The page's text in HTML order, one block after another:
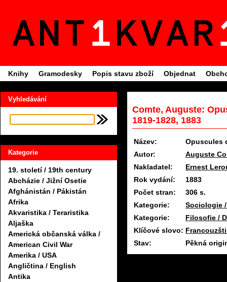
Knihy Gramodesky Popis stavu zboží Objednat
Vyhledávání
Kategorie
19. století / 19th century
Abcházie / Jižní Osetie
Afghánistán / Pákistán
Afrika
Akvaristika / Teraristika
Aljaška
Americká občanská válka /
American Civil War
Amerika / USA
Angličtina / English
Antika
Comte, Auguste:
1819-1828, 1883
Název:
Opuscules
Autor:
Auguste
Nakladatel:
Ernest
Rok vydání:
1883
Počet stran:
306 s.
Kategorie:
Sociologie
Kategorie:
Filosofie /
Klíčové slovo:
Stav:
Pěkná